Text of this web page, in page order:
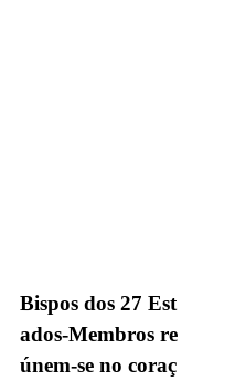
Bispos dos 27 Est
ados-Membros re
únem-se no coraç